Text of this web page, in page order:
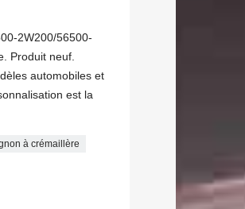
2W200/56500-
Produit neuf.
automobiles et
est la
à crémaillère